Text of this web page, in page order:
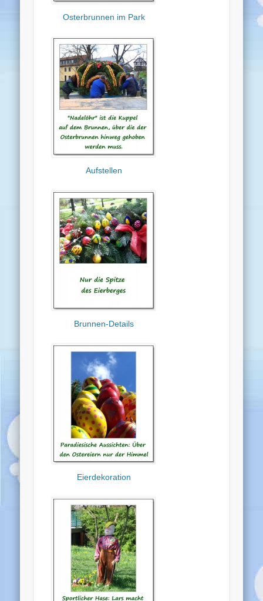
Osterbrunnen im Park
Aufstellen
Brunnen-Details
Eierdekoration